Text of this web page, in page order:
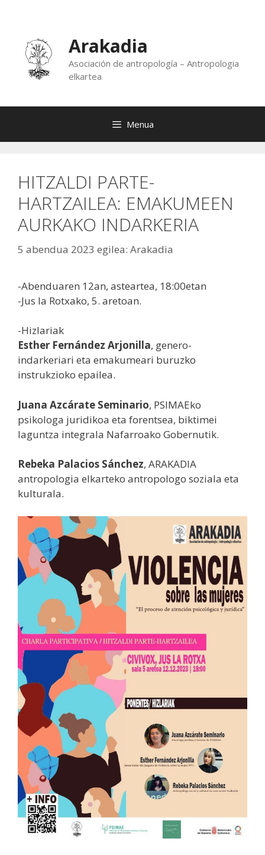
Arakadia
Asociación de antropología – Antropologia
elkartea
Menua
HITZALDI PARTE-
HARTZAILEA: EMAKUMEEN
AURKAKO INDARKERIA
5 abendua 2023 egilea: Arakadia
-Abenduaren 12an, asteartea, 18:00etan
-Jus la Rotxako, 5. aretoan.
-Hizlariak
Esther Fernández Arjonilla, genero-
indarkeriari eta emakumeari buruzko
instrukzioko epailea.
Juana Azcárate Seminario, PSIMAEko
psikologa juridikoa eta forentsea, biktimei
laguntza integrala Nafarroako Gobernutik.
Rebeka Palacios Sánchez, ARAKADIA
antropologia elkarteko antropologo soziala eta
kulturala.